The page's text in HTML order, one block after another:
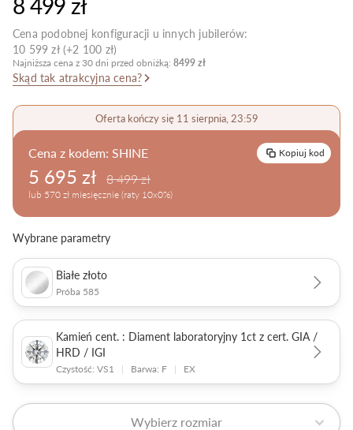
Cena podobnej konfiguracji u innych jubilerów:
10 599 zł (+2 100 zł)
Najniższa cena z 30 dni przed obniżką: 8499 zł
Skąd tak atrakcyjna cena?
Oferta kończy się 11 sierpnia, 23:59
Cena z kodem: SHINE Kopiuj kod
5 695 zł 8 499 zł
lub 570 zł miesięcznie (raty 10x0%)
Wybrane parametry
Białe złoto
Próba 585
Kamień cent. : Diament laboratoryjny 1ct z cert. GIA /
HRD / IGI
Czystość: VS1 | Barwa: F | EX
Wybierz rozmiar